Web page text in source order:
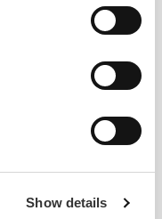
Show details
20%